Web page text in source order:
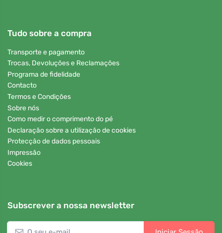
Tudo sobre a compra
Transporte e pagamento
Trocas, Devoluções e Reclamações
Programa de fidelidade
Contacto
Termos e Condições
Sobre nós
Como medir o comprimento do pé
Declaração sobre a utilização de cookies
Protecção de dados pessoais
Impressão
Cookies
Subscrever a nossa newsletter